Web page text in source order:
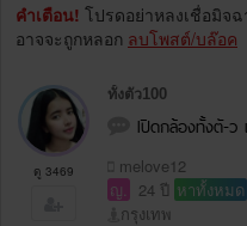
คำเตือน! โปรดอย่าหลงเชื่อมิจ
อาจจะถูกหลอก ลบโพสต์/บล๊อค
ดู 3469
ทั้งตัว100
Iปิดกล้องทั้งตั-ว
melove12
ญ.
24 ปี หาทั้งหมด
กรุงเทพ